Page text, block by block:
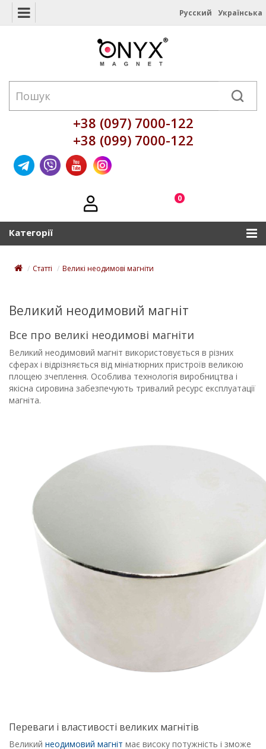
Русский Українська
+38 (097) 7000-122
+38 (099) 7000-122
0
Категорії
Статті Великі неодимові магніти
Великий неодимовий магніт
Все про великі неодимові магніти
Великий неодимовий магніт використовується в різних
сферах і відрізняється від мініатюрних пристроїв великою
площею зчеплення. Особлива технологія виробництва і
якісна сировина забезпечують тривалий ресурс експлуатації
магніта.
Переваги і властивості великих магнітів
Великий неодимовий магніт має високу потужність і зможе